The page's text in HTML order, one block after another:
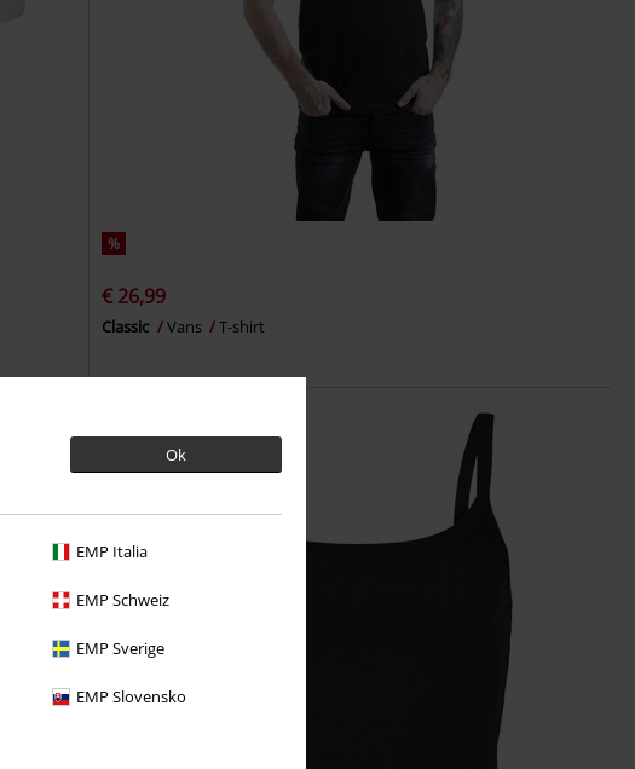
Ok
EMP Italia
EMP Schweiz
EMP Sverige
EMP Slovensko
%
€ 26,99
Classic Vans T-shirt